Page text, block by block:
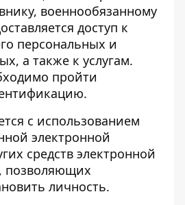
военнообязанному
доступ к
персональных и
а также к услугам.
пройти
с использованием
электронной
средств электронной
позволяющих
личность.